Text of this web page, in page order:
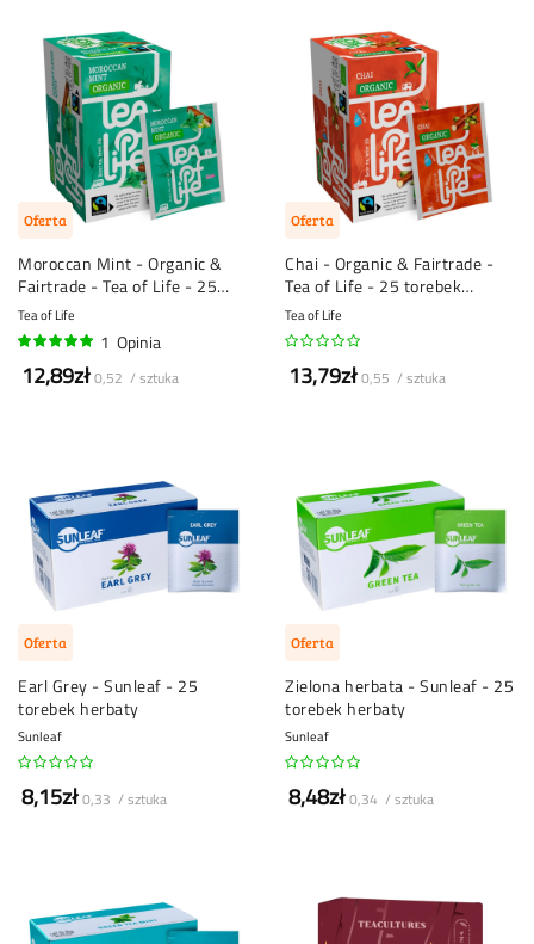
Oferta
Moroccan Mint - Organic &
Fairtrade - Tea of Life - 25
torebek herbaty
Tea of Life
1 Opinia
12,89zł0,52 / sztuka
Oferta
Chai - Organic & Fairtrade -
Tea of Life - 25 torebek
herbaty
Tea of Life
13,79zł0,55 / sztuka
Oferta
Earl Grey - Sunleaf - 25
torebek herbaty
Sunleaf
8,15zł0,33 / sztuka
Oferta
Zielona herbata - Sunleaf - 25
torebek herbaty
Sunleaf
8,48zł0,34 / sztuka